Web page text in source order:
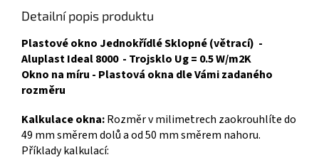
Detailní popis produktu
Plastové okno Jednokřídlé Sklopné (větrací) -
Aluplast Ideal 8000 - Trojsklo Ug = 0.5 W/m2K
Okno na míru - Plastová okna dle Vámi zadaného
rozměru
Kalkulace okna:Rozměr v milimetrech zaokrouhlíte do
49 mm směrem dolů a od 50 mm směrem nahoru.
Příklady kalkulací: